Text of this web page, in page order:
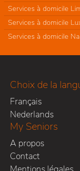
Services à domicile
Services à domicile
Services à domicile
Choix de la
Français
Nederlands
My Seniors
A propos
Contact